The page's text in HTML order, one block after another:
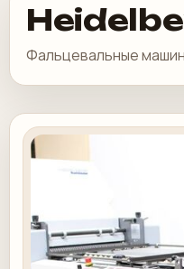
Фальцевальные